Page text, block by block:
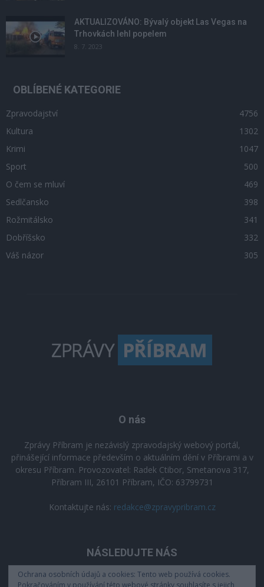
AKTUALIZOVÁNO: Bývalý objekt Las Vegas na
Trhovkách lehl popelem
8. 7. 2023
OBLÍBENÉ KATEGORIE
Zpravodajství
4756
Kultura
1302
Krimi
1047
Sport
500
O čem se mluví
469
Sedlčansko
398
Rožmitálsko
341
Dobříšsko
332
Váš názor
305
O nás
Zprávy Příbram je nezávislý zpravodajský webový portál,
přinášející informace především o aktuálním dění v Příbrami a v
okresu Příbram. Provozovatel: Radek Ctibor, Smetanova 317,
Příbram III, 26101 Příbram, IČO: 63799731
Kontaktujte nás: redakce@zpravypribram.cz
NÁSLEDUJTE NÁS
Ochrana osobních údajů a cookies: Tento web používá cookies.
Pokračováním v používání této webové stránky souhlasíte s jejich